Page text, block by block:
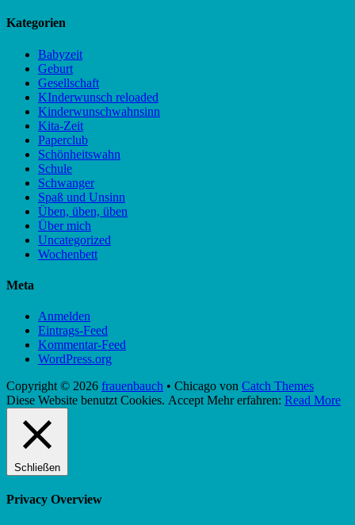
Kategorien
Babyzeit
Geburt
Gesellschaft
KInderwunsch reloaded
Kinderwunschwahnsinn
Kita-Zeit
Paperclub
Schönheitswahn
Schule
Schwanger
Spaß und Unsinn
Üben, üben, üben
Über mich
Uncategorized
Wochenbett
Meta
Anmelden
Eintrags-Feed
Kommentar-Feed
WordPress.org
Copyright © 2026 frauenbauch • Chicago von Catch Themes
Nach
oben
scrollen
Diese Website benutzt Cookies. Accept Mehr erfahren: Read More
Schließen
Privacy Overview